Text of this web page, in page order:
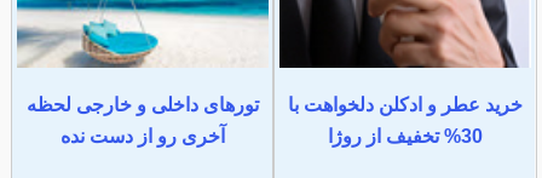
خرید عطر و ادکلن دلخواهت با
30% تخفیف از روژا
تورهای داخلی و خارجی لحظه
آخری رو از دست نده